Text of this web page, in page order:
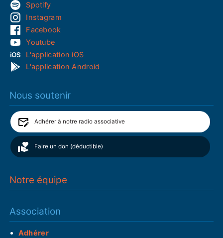
Spotify
Instagram
Facebook
Youtube
L'application iOS
L'application Android
Nous soutenir
Adhérer à notre radio associative
Faire un don (déductible)
Notre équipe
Association
Adhérer